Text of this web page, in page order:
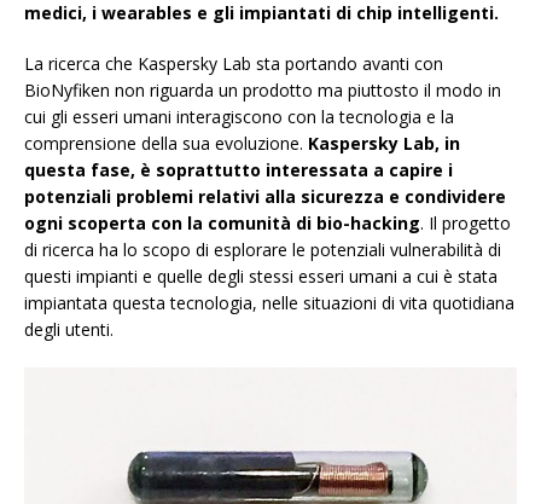
medici, i wearables e gli impiantati di chip intelligenti.
La ricerca che Kaspersky Lab sta portando avanti con
BioNyfiken non riguarda un prodotto ma piuttosto il modo in
cui gli esseri umani interagiscono con la tecnologia e la
comprensione della sua evoluzione. Kaspersky Lab, in
questa fase, è soprattutto interessata a capire i
potenziali problemi relativi alla sicurezza e condividere
ogni scoperta con la comunità di bio-hacking. Il progetto
di ricerca ha lo scopo di esplorare le potenziali vulnerabilità di
questi impianti e quelle degli stessi esseri umani a cui è stata
impiantata questa tecnologia, nelle situazioni di vita quotidiana
degli utenti.